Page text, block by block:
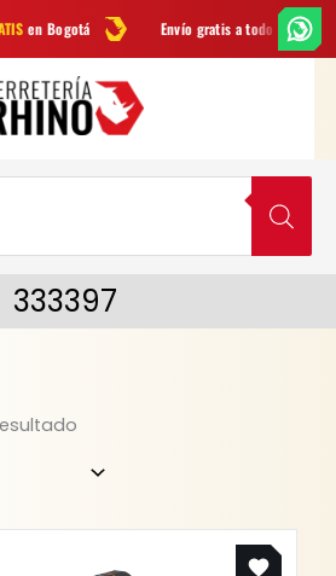
Envío gratis a todo Colombia desde
333397